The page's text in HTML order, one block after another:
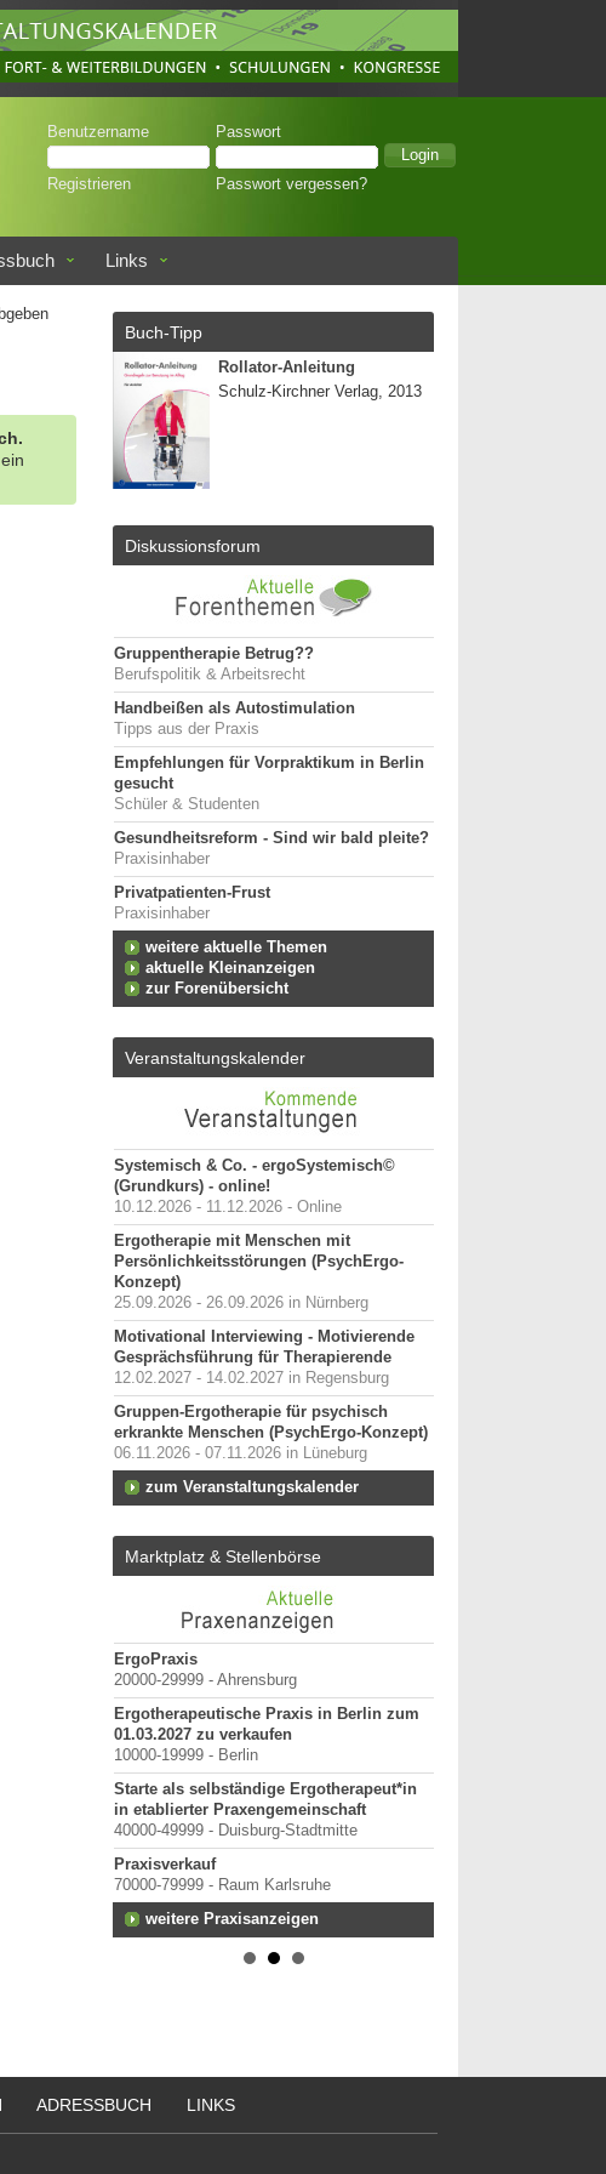
Benutzername Passwort
Registrieren Passwort vergessen?
Links
Buch-Tipp
Rollator-Anleitung
Schulz-Kirchner Verlag, 2013
Diskussionsforum
Gruppentherapie Betrug??
Berufspolitik & Arbeitsrecht
Handbeißen als Autostimulation
Tipps aus der Praxis
Empfehlungen für Vorpraktikum in Berlin
gesucht
Schüler & Studenten
Gesundheitsreform - Sind wir bald pleite?
Praxisinhaber
Privatpatienten-Frust
Praxisinhaber
weitere aktuelle Themen
aktuelle Kleinanzeigen
zur Forenübersicht
Veranstaltungskalender
Systemisch & Co. - ergoSystemisch©
(Grundkurs) - online!
10.12.2026 - 11.12.2026 - Online
Ergotherapie mit Menschen mit
Persönlichkeitsstörungen (PsychErgo-
Konzept)
25.09.2026 - 26.09.2026 in Nürnberg
Motivational Interviewing - Motivierende
Gesprächsführung für Therapierende
12.02.2027 - 14.02.2027 in Regensburg
Gruppen-Ergotherapie für psychisch
erkrankte Menschen (PsychErgo-Konzept)
06.11.2026 - 07.11.2026 in Lüneburg
zum Veranstaltungskalender
Marktplatz & Stellenbörse
ErgoPraxis
20000-29999 - Ahrensburg
Ergotherapeutische Praxis in Berlin zum
01.03.2027 zu verkaufen
10000-19999 - Berlin
Starte als selbständige Ergotherapeut*in
in etablierter Praxengemeinschaft
40000-49999 - Duisburg-Stadtmitte
Praxisverkauf
70000-79999 - Raum Karlsruhe
weitere Praxisanzeigen
ADRESSBUCH LINKS